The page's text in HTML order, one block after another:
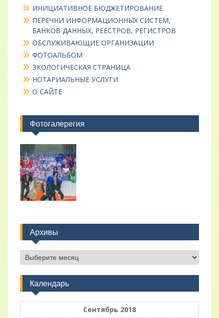
ИНИЦИАТИВНОЕ БЮДЖЕТИРОВАНИЕ
ПЕРЕЧНИ ИНФОРМАЦИОННЫХ СИСТЕМ,
БАНКОВ ДАННЫХ, РЕЕСТРОВ, РЕГИСТРОВ
ОБСЛУЖИВАЮЩИЕ ОРГАНИЗАЦИИ
ФОТОАЛЬБОМ
ЭКОЛОГИЧЕСКАЯ СТРАНИЦА
НОТАРИАЛЬНЫЕ УСЛУГИ
О САЙТЕ
Фотогалерегия
Архивы
Архивы
Календарь
Сентябрь 2018